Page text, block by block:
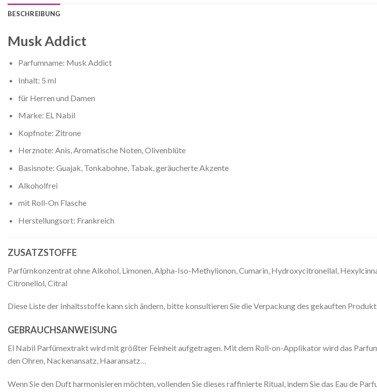
BESCHREIBUNG
Musk Addict
Parfumname: Musk Addict
Inhalt: 5 ml
für Herren und Damen
Marke: EL Nabil
Kopfnote: Zitrone
Herznote: Anis, Aromatische Noten, Olivenblüte
Basisnote: Guajak, Tonkabohne, Tabak, geräucherte Akzente
Alkoholfrei
mit Roll-On Flasche
Herstellungsort: Frankreich
ZUSATZSTOFFE
Parfümkonzentrat ohne Alkohol, Limonen, Alpha-Iso-Methylionon, Cumarin, Hydroxycitronellal,
Citronellol, Citral
Diese Liste der Inhaltsstoffe kann sich ändern, bitte konsultieren Sie die Verpackung des gekauften
GEBRAUCHSANWEISUNG
El Nabil Parfümextrakt wird mit größter Feinheit aufgetragen. Mit dem Roll-on-Applikator wird das
den Ohren, Nackenansatz, Haaransatz…
Wenn Sie den Duft harmonisieren möchten, vollenden Sie dieses raffinierte Ritual, indem Sie das Eau de